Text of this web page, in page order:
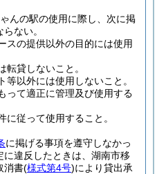
んの駅の使用に際し、次に掲
ない。
スの提供以外の目的には使用
転貸しないこと。
等以外には使用しないこと。
って適正に管理及び使用する
に従って使用すること。
に掲げる事項を遵守しなかっ
違反したときは、湖南市移
消書(様式第4号)により貸出承